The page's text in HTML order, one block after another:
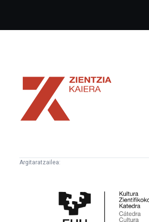
Zientzia
Kaiera
Argitaratzailea: